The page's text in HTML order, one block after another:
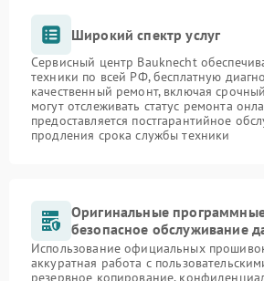
Широкий спектр услуг
Сервисный центр Bauknecht
техники по всей РФ, бесплатную
качественный ремонт, включая
могут отслеживать статус ремонта
предоставляется постгарантийное
продления срока службы техники
Оригинальные
безопасное обслуживание
Использование официальных
аккуратная работа с
резервное копирование,